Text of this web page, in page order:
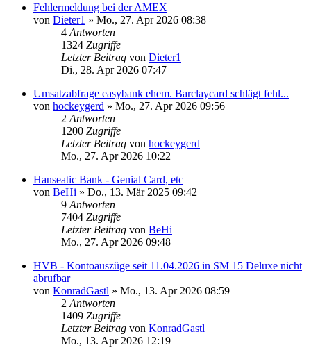
Fehlermeldung bei der AMEX
von Dieter1 » Mo., 27. Apr 2026 08:38
4 Antworten
1324 Zugriffe
Letzter Beitrag von Dieter1
Di., 28. Apr 2026 07:47
Umsatzabfrage easybank ehem. Barclaycard schlägt fehl...
von hockeygerd » Mo., 27. Apr 2026 09:56
2 Antworten
1200 Zugriffe
Letzter Beitrag von hockeygerd
Mo., 27. Apr 2026 10:22
Hanseatic Bank - Genial Card, etc
von BeHi » Do., 13. Mär 2025 09:42
9 Antworten
7404 Zugriffe
Letzter Beitrag von BeHi
Mo., 27. Apr 2026 09:48
HVB - Kontoauszüge seit 11.04.2026 in SM 15 Deluxe nicht
abrufbar
von KonradGastl » Mo., 13. Apr 2026 08:59
2 Antworten
1409 Zugriffe
Letzter Beitrag von KonradGastl
Mo., 13. Apr 2026 12:19